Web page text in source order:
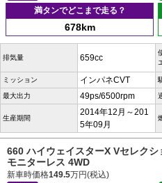
満タンでどこまで走る？
678km
排気量 659cc
ミッション インパネCVT
最大出力 49ps/6500rpm
生産期間
2014年12月～201
5年09月
660 ハイウェイスターX Vセレク
モニターレス 4WD
新車時価格149.5万円(税込)